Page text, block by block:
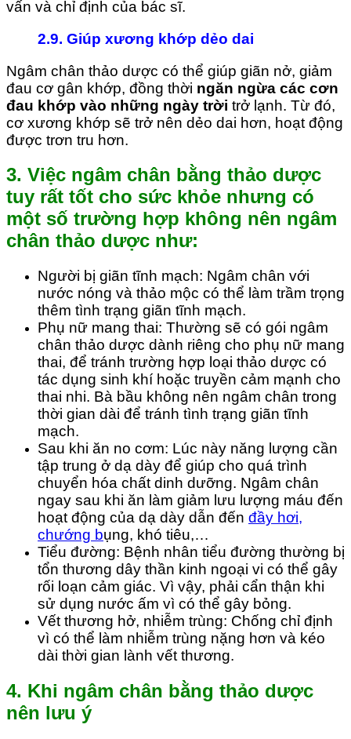
vấn và chỉ định của bác sĩ.
2.9. Giúp xương khớp dẻo dai
Ngâm chân thảo dược có thể giúp giãn nở, giảm
đau cơ gân khớp, đồng thời ngăn ngừa các cơn
đau khớp vào những ngày trời trở lạnh. Từ đó,
cơ xương khớp sẽ trở nên dẻo dai hơn, hoạt động
được trơn tru hơn.
3. Việc ngâm chân bằng thảo dược
tuy rất tốt cho sức khỏe nhưng có
một số trường hợp không nên ngâm
chân thảo dược như:
Người bị giãn tĩnh mạch: Ngâm chân với
nước nóng và thảo mộc có thể làm trầm trọng
thêm tình trạng giãn tĩnh mạch.
Phụ nữ mang thai: Thường sẽ có gói ngâm
chân thảo dược dành riêng cho phụ nữ mang
thai, để tránh trường hợp loại thảo dược có
tác dụng sinh khí hoặc truyền cảm mạnh cho
thai nhi. Bà bầu không nên ngâm chân trong
thời gian dài để tránh tình trạng giãn tĩnh
mạch.
Sau khi ăn no cơm: Lúc này năng lượng cần
tập trung ở dạ dày để giúp cho quá trình
chuyển hóa chất dinh dưỡng. Ngâm chân
ngay sau khi ăn làm giảm lưu lượng máu đến
hoạt động của dạ dày dẫn đến đầy hơi,
chướng bụng, khó tiêu,…
Tiểu đường: Bệnh nhân tiểu đường thường bị
tổn thương dây thần kinh ngoại vi có thể gây
rối loạn cảm giác. Vì vậy, phải cẩn thận khi
sử dụng nước ấm vì có thể gây bỏng.
Vết thương hở, nhiễm trùng: Chống chỉ định
vì có thể làm nhiễm trùng nặng hơn và kéo
dài thời gian lành vết thương.
4. Khi ngâm chân bằng thảo dược
nên lưu ý